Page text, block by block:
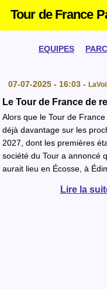
Tour de France
EQUIPES
07-07-2025 - 16:03 -
Le Tour de France de
Alors que le Tour de
déjà davantage sur les
2027, dont les premières
société du Tour a annoncé
aurait lieu en Écosse, à
Lire la